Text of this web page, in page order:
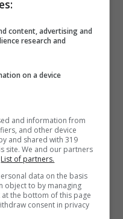
il passo sul
avrebbe
il nipote durante
Principe
da numerosi
content, advertising and
research and
on a device
and information from
and other device
and shared with 319
site. We and our partners
List of partners.
data on the basis
object to by managing
the bottom of this page
consent in privacy